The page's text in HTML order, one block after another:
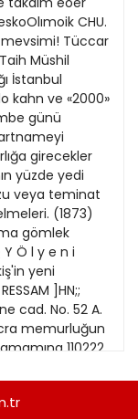
CHU.
Tüccar
Müshil
İstanbul
kahn ve «2000»
günü
girecekler
yüzde yedi
veya teminat
(1873)
gömlek
Ö l y e n i
yeni
]HN;;
cad. No. 52 A.
memurluğun
110222
2 numaralarla